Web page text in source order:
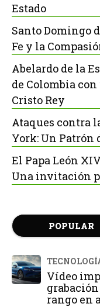
Estado
Santo Domingo
Fe y la
Abelardo de la
de Colombia
Cristo Rey
Ataques contra
York: Un Patrón
El Papa León
Una invitación
POPULAR
Vídeo
rango en